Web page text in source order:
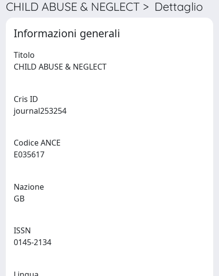
CHILD ABUSE & NEGLECT > Dettaglio
Informazioni generali
Titolo
Cris ID
Codice ANCE
Nazione
ISSN